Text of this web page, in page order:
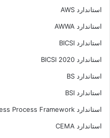
استاندارد AWS
استاندارد AWWA
استاندارد BICSI
استاندارد BICSI 2020
استاندارد BS
استاندارد BSI
استاندارد Business Process Framework
استاندارد CEMA